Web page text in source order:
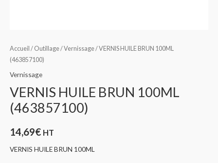
Accueil / Outillage/Vernissage/ VERNIS HUILE BRUN 100ML
(463857100)
Vernissage
VERNIS HUILE BRUN 100ML
(463857100)
14,69€ HT
VERNIS HUILE BRUN 100ML